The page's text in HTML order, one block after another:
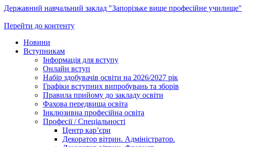
Державний навчальний заклад "Запорізьке вище професійне училище"
Перейти до контенту
Новини
Вступникам
Інформація для вступу
Онлайн вступ
Набір здобувачів освіти на 2026/2027 рік
Графіки вступних випробувань та зборів
Правила прийому до закладу освіти
Фахова передвища освіта
Інклюзивна професійна освіта
Професії / Спеціальності
Центр кар’єри
Декоратор вітрин. Адміністратор.